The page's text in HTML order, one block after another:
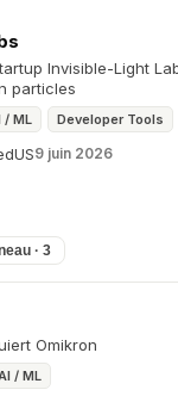
Invisible-Light
particles
/ ML Developer Tools
US9 juin 2026
· 3
Omikron
/ ML